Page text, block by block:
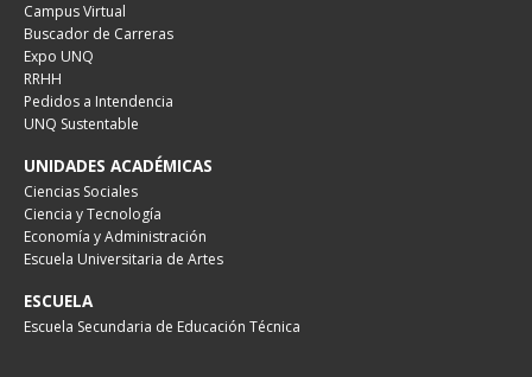
Campus Virtual
Buscador de Carreras
Expo UNQ
RRHH
Pedidos a Intendencia
UNQ Sustentable
UNIDADES ACADÉMICAS
Ciencias Sociales
Ciencia y Tecnología
Economía y Administración
Escuela Universitaria de Artes
ESCUELA
Escuela Secundaria de Educación Técnica